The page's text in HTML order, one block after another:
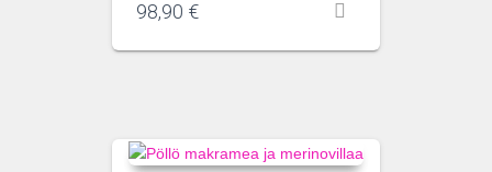
98,90 €